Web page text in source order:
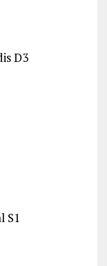
D3
S1